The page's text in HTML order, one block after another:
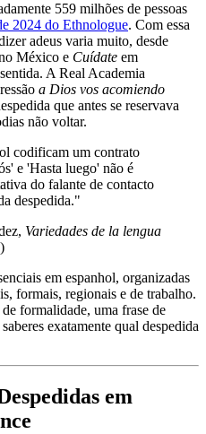
559 milhões de pessoas
2024 do Ethnologue. Com essa
adeus varia muito, desde
México e Cuídate em
A Real Academia
a Dios vos acomiendo
que antes se reservava
não voltar.
codificam um contrato
e 'Hasta luego' não é
do falante de contacto
despedida."
Variedades de la lengua
em espanhol, organizadas
formais, regionais e de trabalho.
formalidade, uma frase de
exatamente qual despedida
em